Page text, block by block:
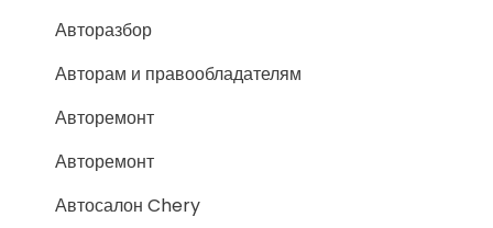
Авторазбор
Авторам и правообладателям
Авторемонт
Авторемонт
Автосалон Chery